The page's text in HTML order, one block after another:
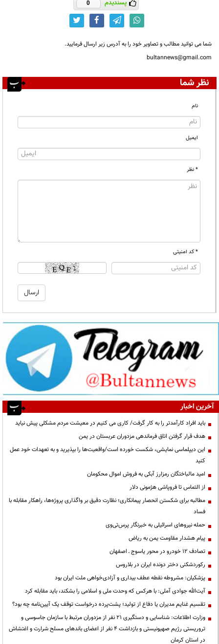
پسندیدم 0
شما می توانید مطالب و تصاویر خود را به آدرس زیر ارسال فرمایید.
bultannews@gmail.com
نظر شما
نام
ایمیل
* نظر
* کد امنیتی
آخرین اخبار
باید افراد کارآمدتر را به کار گرفت/ کاری می کنیم در معیشت مردم مشکلی پیش نیاید
هدف قرار گرفتن اتاق‌ فرماندهی مزدوران عربستان در یمن
این دیپلماسی نمایشی، شکست خورده است/واقعیت‌ها را بپذیرید و به تعهدات خود عمل
کنید
امید مالباختگان رمزارز آبکی به فروش اموال محکومان
از التماس تا فروپاشی هژمونی دلار
مطالبه برای شکستن انحصار پیمانکاری؛ نظارت دقیق بر واگذاری پروژه‌ها، راهکار مقابله با
فساد
حمله نیروهای اسرائیلی به خبرنگار پرس‌تی‌وی
پیام هشدار مقاومت یمن به ریاض
تصادف ۱۲ خودرو در محور یاسوج ـ اصفهان
رکوردشکنی دختر دونده ایران در بلاروس
پزشکیان: مشروطه نقطه عطف بیداری و آزادی‌خواهی ملت ایران بود
آیت‌الله جوادی آملی: با هرکس که وحدت ملی و اسلامی را بشکند، باید مقابله کرد
تقسیم غنایم مدیران یا دفاع از تولید؛ پشت‌پرده درخواست توقف یک آیین‌نامه چه بود؟
وزارت اطلاعات: شناسایی و دستگیری ۲۱ نفر از مزدوران مرتبط با سازمان جاسوسی و
تروریستی رژیم صهیونیستی و بازداشت ۴ نفر از اعضای باندهای مسلح شرارت و اغتشاش
در استان کرمان